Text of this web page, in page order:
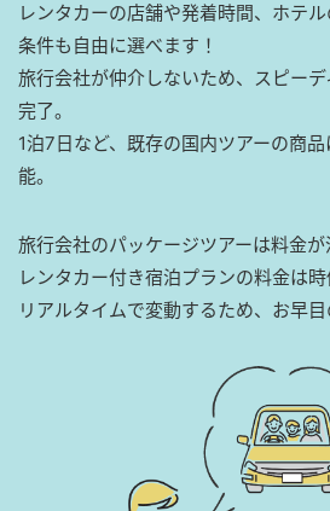
レンタカーの店舗や発着時間、ホテ
条件も自由に選べます！
旅行会社が仲介しないため、スピー
完了。
1泊7日など、既存の国内ツアーの商
能。
旅行会社のパッケージツアーは料金が
レンタカー付き宿泊プランの料金は時
リアルタイムで変動するため、お早